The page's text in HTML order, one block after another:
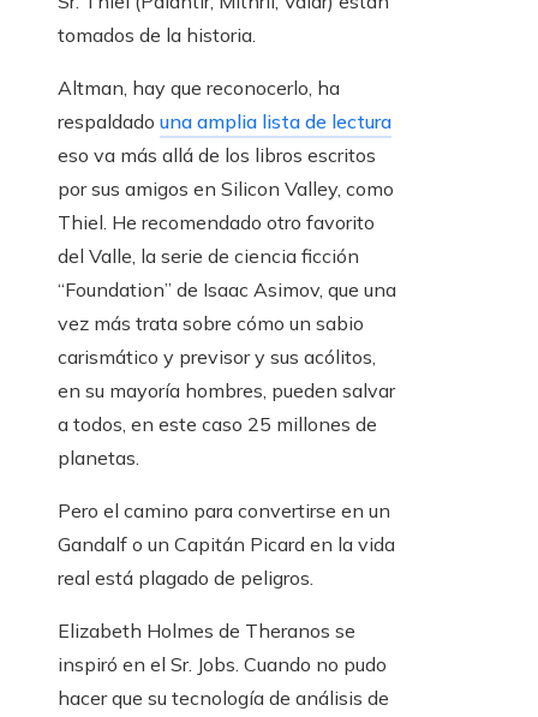
tomados de la historia.
Altman, hay que reconocerlo, ha
respaldado una amplia lista de lectura
eso va más allá de los libros escritos
por sus amigos en Silicon Valley, como
Thiel. He recomendado otro favorito
del Valle, la serie de ciencia ficción
“Foundation” de Isaac Asimov, que una
vez más trata sobre cómo un sabio
carismático y previsor y sus acólitos,
en su mayoría hombres, pueden salvar
a todos, en este caso 25 millones de
planetas.
Pero el camino para convertirse en un
Gandalf o un Capitán Picard en la vida
real está plagado de peligros.
Elizabeth Holmes de Theranos se
inspiró en el Sr. Jobs. Cuando no pudo
hacer que su tecnología de análisis de